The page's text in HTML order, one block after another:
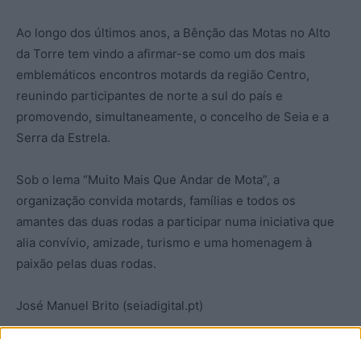
Ao longo dos últimos anos, a Bênção das Motas no Alto
da Torre tem vindo a afirmar-se como um dos mais
emblemáticos encontros motards da região Centro,
reunindo participantes de norte a sul do país e
promovendo, simultaneamente, o concelho de Seia e a
Serra da Estrela.
Sob o lema “Muito Mais Que Andar de Mota”, a
organização convida motards, famílias e todos os
amantes das duas rodas a participar numa iniciativa que
alia convívio, amizade, turismo e uma homenagem à
paixão pelas duas rodas.
José Manuel Brito (seiadigital.pt)